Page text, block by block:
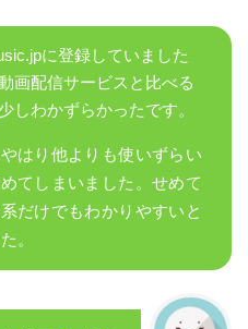
に登録していました
画配信サービスと比べる
しわかずらかったです。
はり他よりも使いずらい
てしまいました。せめて
だけでもわかりやすいと
。